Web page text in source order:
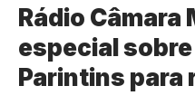
Rádio Câmara
especial
Parintins para